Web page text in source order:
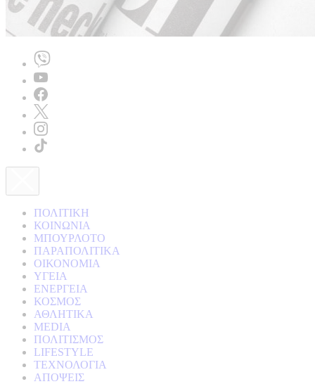
ΠΟΛΙΤΙΚΗ
ΚΟΙΝΩΝΙΑ
ΜΠΟΥΡΛΟΤΟ
ΠΑΡΑΠΟΛΙΤΙΚΑ
ΟΙΚΟΝΟΜΙΑ
ΥΓΕΙΑ
ΕΝΕΡΓΕΙΑ
ΚΟΣΜΟΣ
ΑΘΛΗΤΙΚΑ
MEDIA
ΠΟΛΙΤΙΣΜΟΣ
LIFESTYLE
ΤΕΧΝΟΛΟΓΙΑ
ΑΠΟΨΕΙΣ